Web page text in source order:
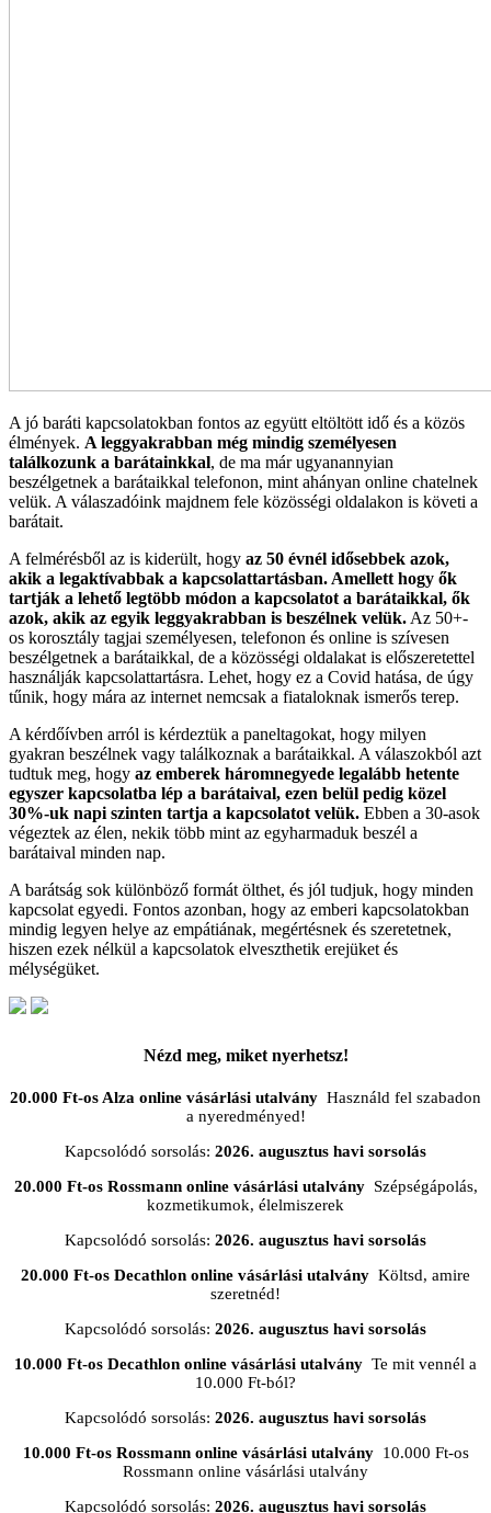
A jó baráti kapcsolatokban fontos az együtt eltöltött idő és a közös
élmények. A leggyakrabban még mindig személyesen
találkozunk a barátainkkal, de ma már ugyanannyian
beszélgetnek a barátaikkal telefonon, mint ahányan online chatelnek
velük. A válaszadóink majdnem fele közösségi oldalakon is követi a
barátait.
A felmérésből az is kiderült, hogy az 50 évnél idősebbek azok,
akik a legaktívabbak a kapcsolattartásban. Amellett hogy ők
tartják a lehető legtöbb módon a kapcsolatot a barátaikkal, ők
azok, akik az egyik leggyakrabban is beszélnek velük. Az 50+-
os korosztály tagjai személyesen, telefonon és online is szívesen
beszélgetnek a barátaikkal, de a közösségi oldalakat is előszeretettel
használják kapcsolattartásra. Lehet, hogy ez a Covid hatása, de úgy
tűnik, hogy mára az internet nemcsak a fiataloknak ismerős terep.
A kérdőívben arról is kérdeztük a paneltagokat, hogy milyen
gyakran beszélnek vagy találkoznak a barátaikkal. A válaszokból azt
tudtuk meg, hogy az emberek háromnegyede legalább hetente
egyszer kapcsolatba lép a barátaival, ezen belül pedig közel
30%-uk napi szinten tartja a kapcsolatot velük. Ebben a 30-asok
végeztek az élen, nekik több mint az egyharmaduk beszél a
barátaival minden nap.
A barátság sok különböző formát ölthet, és jól tudjuk, hogy minden
kapcsolat egyedi. Fontos azonban, hogy az emberi kapcsolatokban
mindig legyen helye az empátiának, megértésnek és szeretetnek,
hiszen ezek nélkül a kapcsolatok elveszthetik erejüket és
mélységüket.
Nézd meg, miket nyerhetsz!
20.000 Ft-os Alza online vásárlási utalvány Használd fel szabadon
a nyeredményed!
Kapcsolódó sorsolás: 2026. augusztus havi sorsolás
20.000 Ft-os Rossmann online vásárlási utalványSzépségápolás,
kozmetikumok, élelmiszerek
Kapcsolódó sorsolás: 2026. augusztus havi sorsolás
20.000 Ft-os Decathlon online vásárlási utalvány Költsd, amire
szeretnéd!
Kapcsolódó sorsolás: 2026. augusztus havi sorsolás
10.000 Ft-os Decathlon online vásárlási utalvány Te mit vennél a
10.000 Ft-ból?
Kapcsolódó sorsolás: 2026. augusztus havi sorsolás
10.000 Ft-os Rossmann online vásárlási utalvány10.000 Ft-os
Rossmann online vásárlási utalvány
Kapcsolódó sorsolás: 2026. augusztus havi sorsolás